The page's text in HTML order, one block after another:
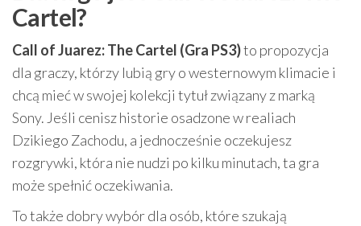
Cartel?
Call of Juarez: The Cartel (Gra PS3)to propozycja
dla graczy, którzy lubią gry o westernowym klimacie i
chcą mieć w swojej kolekcji tytuł związany z marką
Sony. Jeśli cenisz historie osadzone w realiach
Dzikiego Zachodu, a jednocześnie oczekujesz
rozgrywki, która nie nudzi po kilku minutach, ta gra
może spełnić oczekiwania.
To także dobry wybór dla osób, które szukają